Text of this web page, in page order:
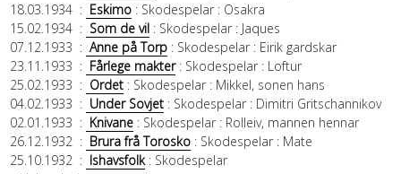
18.03.1934: Eskimo: Skodespelar: Osakra
15.02.1934: Som de vil: Skodespelar: Jaques
07.12.1933 : Anne på Torp: Skodespelar: Eirik gardskar
23.11.1933 : Fårlege makter: Skodespelar: Loftur
25.02.1933 : Ordet: Skodespelar: Mikkel, sonen hans
04.02.1933 : Under Sovjet: Skodespelar: Dimitri Gritschannikov
02.01.1933 : Knivane: Skodespelar: Rolleiv, mannen hennar
26.12.1932: Brura frå Torosko: Skodespelar: Mate
25.10.1932: Ishavsfolk: Skodespelar